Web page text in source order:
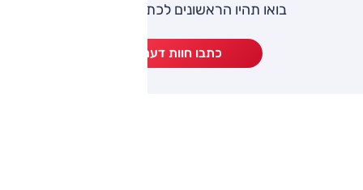
בואו תהיו הראשונים לכתוב חוות דעת
כתבו חוות דעת